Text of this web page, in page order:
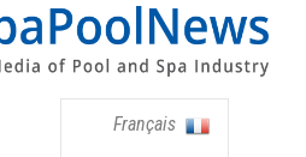
Français